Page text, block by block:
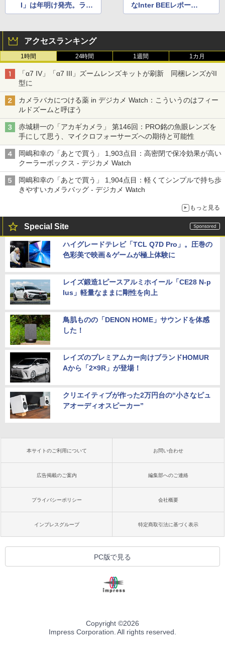
I」は年明け発売。ライ
カのポルトガル工場取
なInter BEEレポー
ト、Amazonセール開
アクセスランキング
1時間 24時間 1週間 1カ月
「α7 IV」「α7 III」ズームレンズキットが刷新 同梱レンズがII
型に
カメラバカにつける薬 in デジカメ Watch：こういうのはフィー
ルドズームと呼ぼう
赤城耕一の「アカギカメラ」 第146回：PRO銘の魚眼レンズを
手にして思う、マイクロフォーサーズへの期待と可能性
岡嶋和幸の「あとで買う」 1,903点目：高密閉で保冷効果が高い
クーラーボックス - デジカメ Watch
岡嶋和幸の「あとで買う」 1,904点目：軽くてシンプルで持ち歩
きやすいカメラバッグ - デジカメ Watch
もっと見る
Special Site
ハイグレードテレビ「TCL Q7D Pro」。圧巻の
色彩美で映画＆ゲームが極上体験に
レイズ鍛造1ピースアルミホイール「CE28 N-p
lus」軽量なままに剛性を向上
鳥肌ものの「DENON HOME」サウンドを体感
した！
レイズのプレミアムカー向けブランドHOMUR
Aから「2×9R」が登場！
クリエイティブが作った2万円台の“小さなピュ
アオーディオスピーカー”
本サイトのご利用について お問い合わせ
広告掲載のご案内 編集部へのご連絡
プライバシーポリシー 会社概要
インプレスグループ 特定商取引法に基づく表示
PC版で見る
Copyright ©2026
Impress Corporation. All rights reserved.